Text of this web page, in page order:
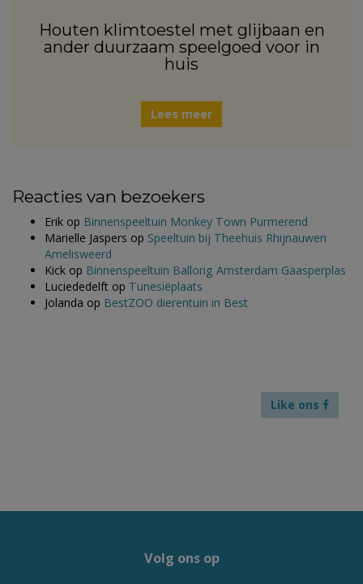
Houten klimtoestel met glijbaan en
ander duurzaam speelgoed voor in
huis
Lees meer
Reacties van bezoekers
Erik op Binnenspeeltuin Monkey Town Purmerend
Marielle Jaspers op Speeltuin bij Theehuis Rhijnauwen
Amelisweerd
Kick op Binnenspeeltuin Ballorig Amsterdam Gaasperplas
Luciededelft op Tunesiëplaats
Jolanda op BestZOO dierentuin in Best
Like ons
Volg ons op